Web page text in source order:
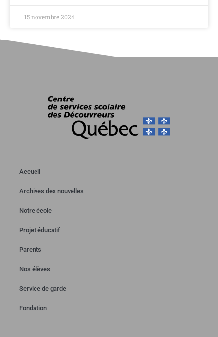
15 novembre 2024
Accueil
Archives des nouvelles
Notre école
Projet éducatif
Parents
Nos élèves
Service de garde
Fondation